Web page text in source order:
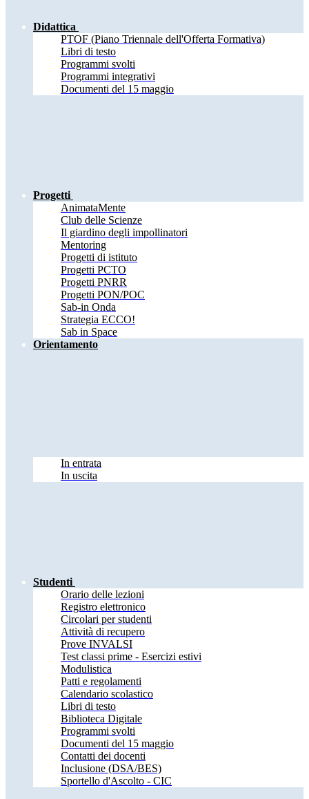
Didattica
PTOF (Piano Triennale dell'Offerta Formativa)
Libri di testo
Programmi svolti
Programmi integrativi
Documenti del 15 maggio
Progetti
AnimataMente
Club delle Scienze
Il giardino degli impollinatori
Mentoring
Progetti di istituto
Progetti PCTO
Progetti PNRR
Progetti PON/POC
Sab-in Onda
Strategia ECCO!
Sab in Space
Orientamento
In entrata
In uscita
Studenti
Orario delle lezioni
Registro elettronico
Circolari per studenti
Attività di recupero
Prove INVALSI
Test classi prime - Esercizi estivi
Modulistica
Patti e regolamenti
Calendario scolastico
Libri di testo
Biblioteca Digitale
Programmi svolti
Documenti del 15 maggio
Contatti dei docenti
Inclusione (DSA/BES)
Sportello d'Ascolto - CIC